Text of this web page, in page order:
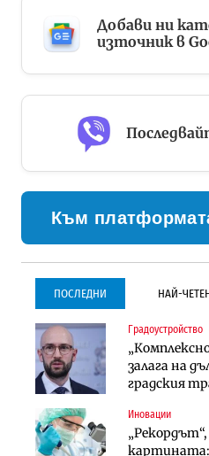
Добави ни
източник в
Към
ПОСЛЕДНИ НАЙ-
Градоустройство
залага на
градския
Иновации
картината:
Градоустройство
Столична
изпълнител
Инфраструктура
Инфраструктура
Петрохан
Компании